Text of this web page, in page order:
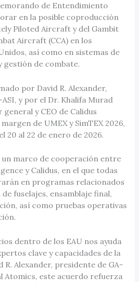
de Entendimiento
en la posible coproducción
Piloted Aircraft y del Gambit
Aircraft (CCA) en los
así como en sistemas de
gestión de combate.
por David R. Alexander,
y por el Dr. Khalifa Murad
y CEO de Calidus
de UMEX y SimTEX 2026,
20 al 22 de enero de 2026.
un marco de cooperación entre
y Calidus, en el que todas
en programas relacionados
fuselajes, ensamblaje final,
así como pruebas operativas
dentro de los EAU nos ayuda
clave y capacidades de la
R. Alexander, presidente de GA-
Atomics, este acuerdo refuerza